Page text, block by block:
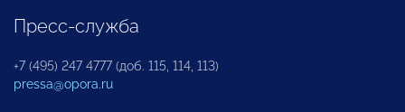
Пресс-служба
+7 (495) 247 4777 (доб. 115, 114, 113)
pressa@opora.ru